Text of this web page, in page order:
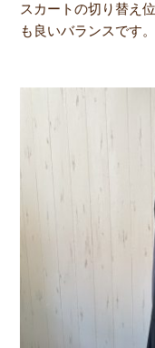
スカートの切り替え
も良いバランスです。